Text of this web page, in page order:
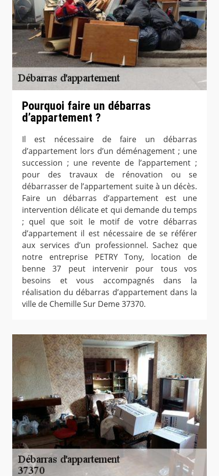
Pourquoi faire un débarras
d’appartement ?
Il est nécessaire de faire un débarras
d’appartement lors d’un déménagement ; une
succession ; une revente de l’appartement ;
pour des travaux de rénovation ou se
débarrasser de l’appartement suite à un décès.
Faire un débarras d’appartement est une
intervention délicate et qui demande du temps
; quel que soit le motif de votre débarras
d’appartement il est nécessaire de se référer
aux services d’un professionnel. Sachez que
notre entreprise PETRY Tony, location de
benne 37 peut intervenir pour tous vos
besoins et vous accompagnés dans la
réalisation du débarras d’appartement dans la
ville de Chemille Sur Deme 37370.